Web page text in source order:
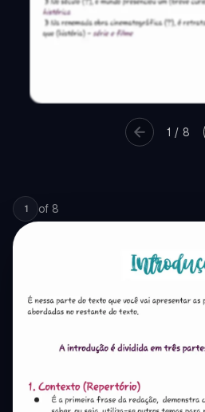
1 / 8
1 of 8